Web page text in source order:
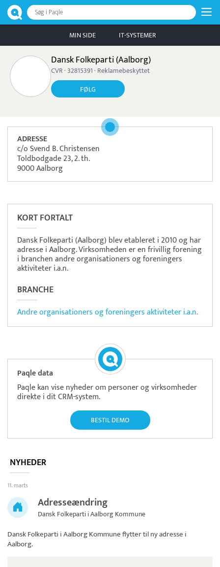
Søg i Paqle
MIN SIDE IT-SYSTEMER
Dansk Folkeparti (Aalborg)
CVR · 32815391 · Reklamebeskyttet
FØLG
ADRESSE
c/o Svend B. Christensen
Toldbodgade 23, 2. th.
9000 Aalborg
KORT FORTALT
Dansk Folkeparti (Aalborg) blev etableret i 2010 og har
adresse i Aalborg. Virksomheden er en frivillig forening
i branchen andre organisationers og foreningers
aktiviteter i.a.n.
BRANCHE
Andre organisationers og foreningers aktiviteter i.a.n.
Paqle data
Paqle kan vise nyheder om personer og virksomheder
direkte i dit CRM-system.
BESTIL DEMO
NYHEDER
11. marts
Adresseændring
Dansk Folkeparti i Aalborg Kommune
Dansk Folkeparti i Aalborg Kommuneflytter til ny adresse i
Aalborg.